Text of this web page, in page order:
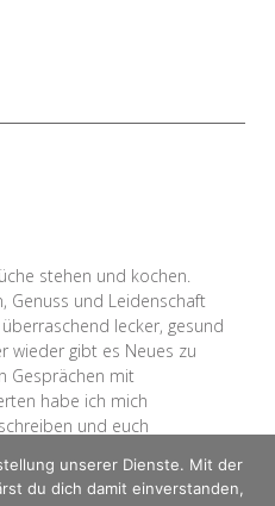
stehen und kochen.
Genuss und Leidenschaft
lecker, gesund
wieder gibt es Neues zu
Gesprächen mit
habe ich mich
und euch
Spaß wie ich und freue
mit euch!
unserer Dienste. Mit der
du dich damit einverstanden,